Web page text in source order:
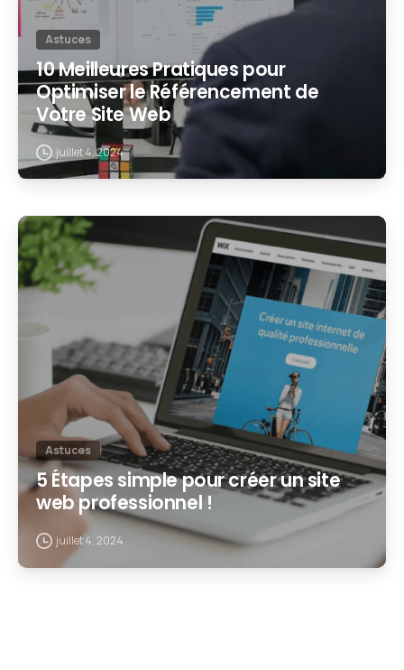
Astuces
10 Meilleures Pratiques pour
Optimiser le Référencement de
Votre Site Web
juillet 4, 2024
2
Astuces
5 Étapes simple pour créer un site
web professionnel !
juillet 4, 2024